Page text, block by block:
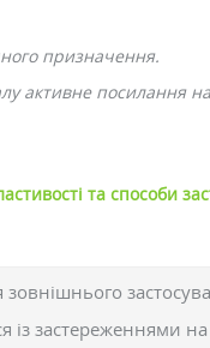
призначення.
активне посилання
та способи
застереженнями на